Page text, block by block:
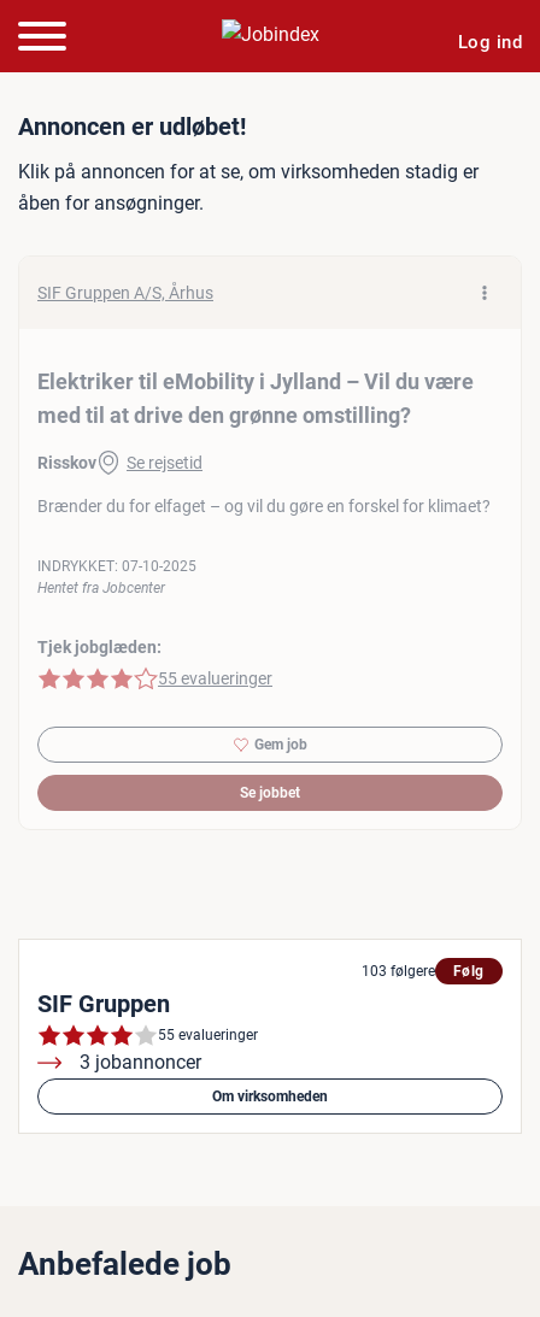
Log ind
Jobannonce: Elektriker til
Annoncen er udløbet!
Klik på annoncen for at se, om virksomheden stadig er
åben for ansøgninger.
SIF Gruppen A/S, Århus
Elektriker til eMobility i Jylland – Vil du være
med til at drive den grønne omstilling?
Risskov Se rejsetid
Brænder du for elfaget – og vil du gøre en forskel for klimaet?
Tjek jobglæden:
4 af 5 stjerner
55 evalueringer
INDRYKKET: 07-10-2025
Hentet fra Jobcenter
Gem job
Se jobbet
103 følgere Følg
SIF Gruppen
55 evalueringer
3 jobannoncer
Om virksomheden
Anbefalede job